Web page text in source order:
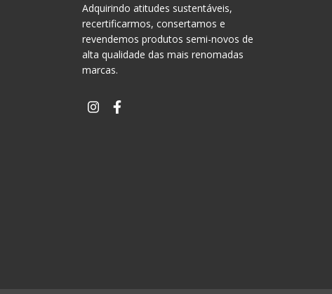
Adquirindo atitudes sustentáveis,
recertificarmos, consertamos e
revendemos produtos semi-novos de
alta qualidade das mais renomadas
marcas.